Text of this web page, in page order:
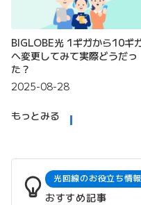
BIGLOBE光 1ギガから10ギ
へ変更してみて実際どうだっ
た？
2025-08-28
もっとみる
光回線のお役立ち情報
おすすめ記事